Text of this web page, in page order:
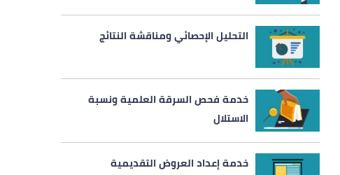
التحليل الإحصائي ومناقشة النتائج
خدمة فحص السرقة العلمية ونسبة
الاستلال
خدمة إعداد العروض التقديمية